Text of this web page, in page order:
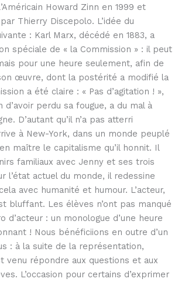
Howard Zinn en 1999 et
Thierry Discepolo. L’idée du
: Karl Marx, décédé en 1883, a
spéciale de « la Commission » : il peut
pour une heure seulement, afin de
œuvre, dont la postérité a modifié la
a été claire : « Pas d’agitation ! »,
d’avoir perdu sa fougue, a du mal à
D’autant qu’il n’a pas atterri
à New-York, dans un monde peuplé
maître le capitalisme qu’il honnit. Il
familiaux avec Jenny et ses trois
l’état actuel du monde, il redessine
avec humanité et humour. L’acteur,
bluffant. Les élèves n’ont pas manqué
d’acteur : un monologue d’une heure
! Nous bénéficiions en outre d’un
: à la suite de la représentation,
venu répondre aux questions et aux
L’occasion pour certains d’exprimer